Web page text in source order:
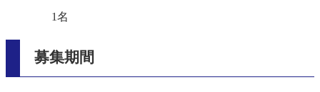
1名
募集期間